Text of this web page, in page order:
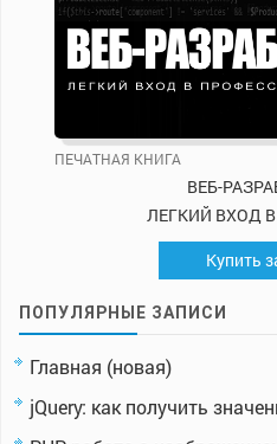
ПЕЧАТНАЯ КНИГА
ВЕБ-
ЛЕГКИЙ ВХОД
Купить
ПОПУЛЯРНЫЕ ЗАПИСИ
Главная (новая)
jQuery: как получить